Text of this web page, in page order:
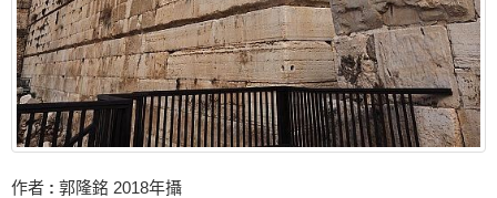
作者 : 郭隆銘 2018年攝